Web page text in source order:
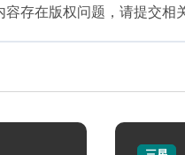
容存在版权问题，请提交相